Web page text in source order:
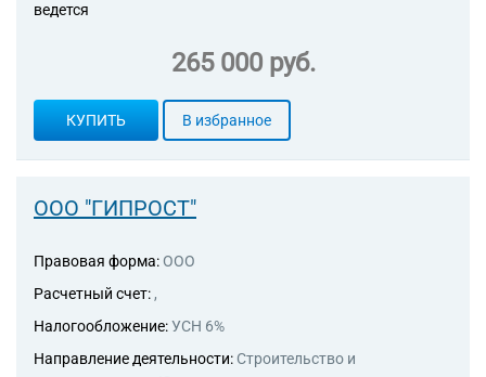
ведется
265 000 руб.
КУПИТЬ В избранное
ООО "ГИПРОСТ"
Правовая форма: ООО
Расчетный счет: ,
Налогообложение:УСН 6%
Направление деятельности: Строительство и